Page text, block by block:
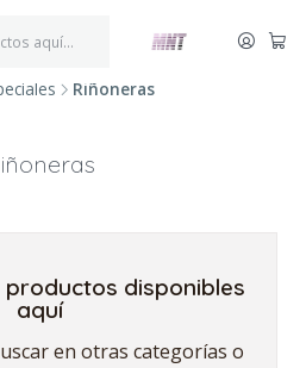
Riñoneras
disponibles
aquí
en otras categorías o